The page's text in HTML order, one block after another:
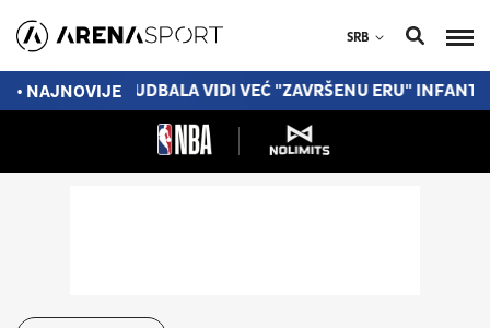
SRB
• NAJNOVIJEFUDBALA VIDI VEĆ "ZAVRŠENU ERU" INFANTINA: